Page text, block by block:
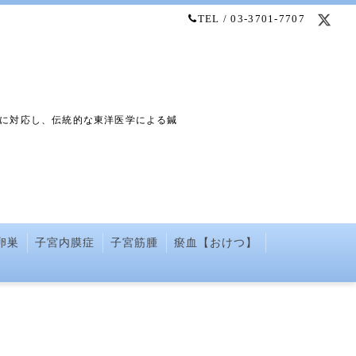
TEL / 03-3701-7707
対応し、伝統的な東洋医学による鍼
巣 子宮内膜症 子宮筋腫
瘀血【おけつ】